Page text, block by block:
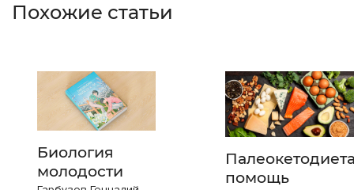
Похожие статьи
Биология
молодости
помощь